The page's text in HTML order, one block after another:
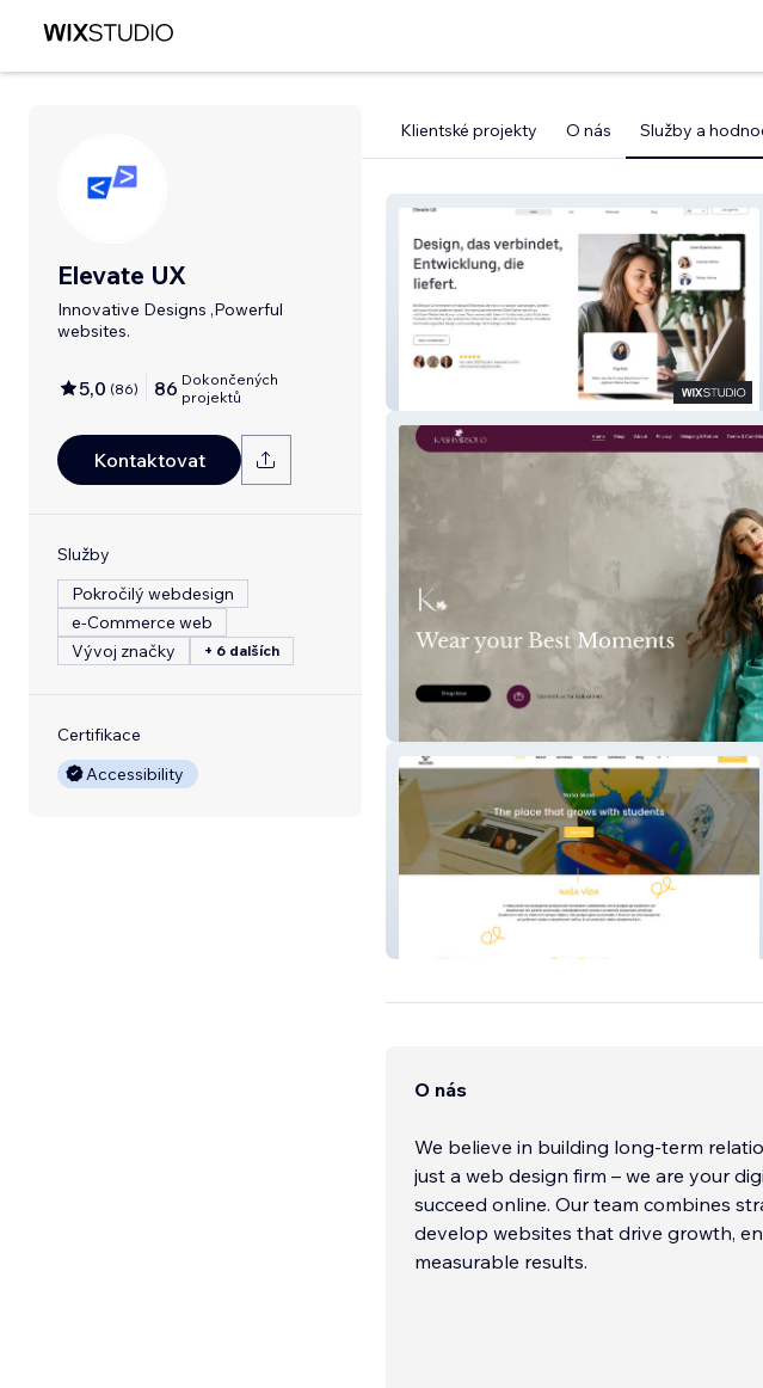
Elevate UX
Innovative Designs ,Powerful
websites.
5,0 (86) 86 Dokončených
projektů
Kontaktovat
Služby
Pokročilý webdesign
e‑Commerce web
Vývoj značky
+ 6 dalších
Certifikace
Accessibility
Klientské projekty O nás Služby a
Nasa Skola
O nás
We believe in building long-term
just a web design firm – we are your
succeed online. Our team combines
develop websites that drive growth,
measurable results.